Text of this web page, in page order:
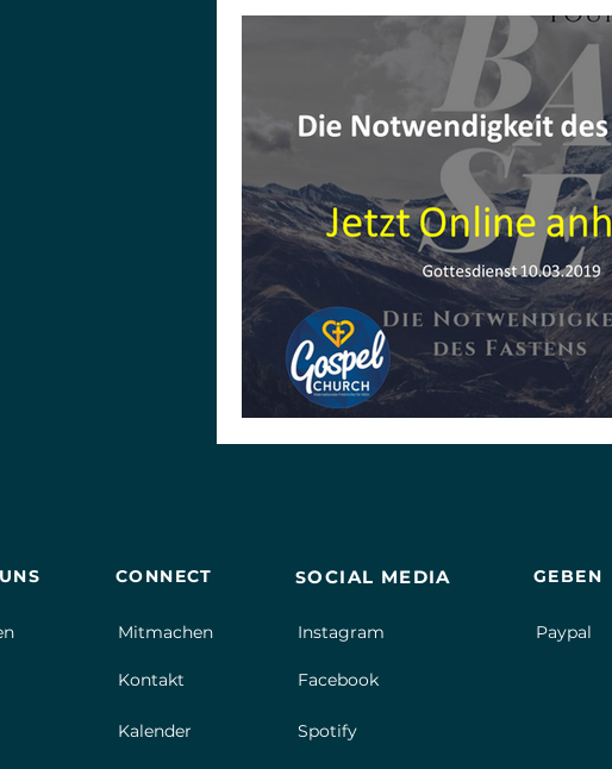
CONNECT
Mitmachen
Kontakt
Kalender
SOCIAL MEDIA
Instagram
Facebook
Spotify
GEBEN
Paypal